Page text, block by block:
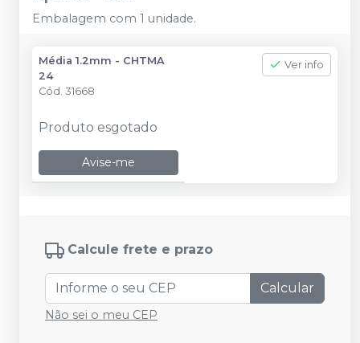
Embalagem com 1 unidade.
Média 1.2mm - CHTMA
24
Cód. 31668
Ver info
Produto esgotado
Avise-me
Calcule frete e prazo
Calcular
Não sei o meu CEP